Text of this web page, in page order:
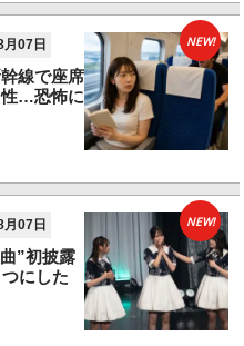
07日
線で座席
性…恐怖に
NEW!
07日
”初披露
にした
NEW!